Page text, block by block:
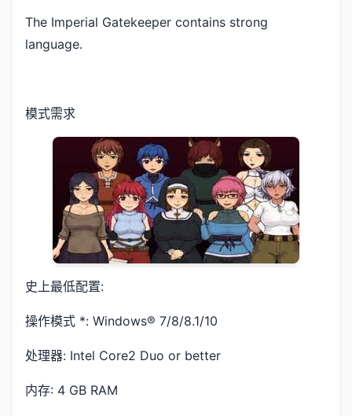
The Imperial Gatekeeper contains strong
language.
模式需求
史上最低配置:
操作模式 *: Windows® 7/8/8.1/10
处理器: Intel Core2 Duo or better
内存: 4 GB RAM